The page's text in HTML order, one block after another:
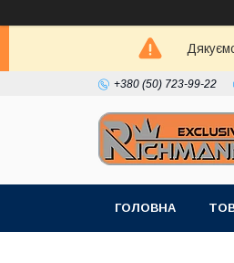
+380 (50) 723-99-22
ГОЛОВНА